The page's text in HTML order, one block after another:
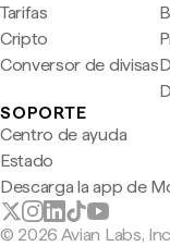
Tarifas
Cripto
Conversor de divisas
SOPORTE
Centro de ayuda
Estado
Descarga la app de
© 2026 Avian Labs, Inc